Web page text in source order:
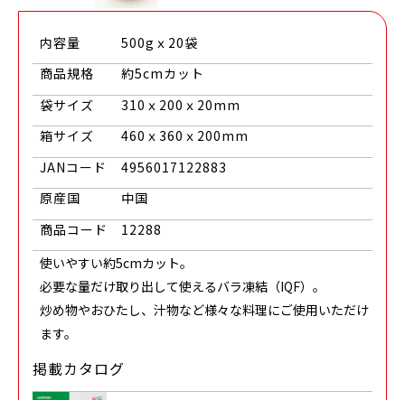
内容量
500gｘ20袋
商品規格
約5cmカット
袋サイズ
310ｘ200ｘ20mm
箱サイズ
460ｘ360ｘ200mm
JANコード
4956017122883
原産国
中国
商品コード
12288
使いやすい約5cmカット。
必要な量だけ取り出して使えるバラ凍結（IQF）。
炒め物やおひたし、汁物など様々な料理にご使用いただけ
ます。
掲載カタログ